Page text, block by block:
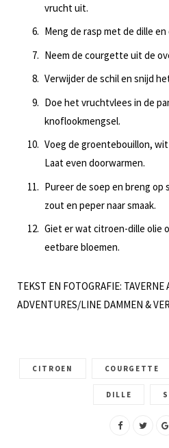
vrucht uit.
Meng de rasp met de dille
Neem de courgette uit de
Verwijder de schil en snijd
Doe het vruchtvlees in de
knoflookmengsel.
Voeg de groentebouillon,
Laat even doorwarmen.
Pureer de soep en breng op
zout en peper naar smaak.
Giet er wat citroen-dille olie
eetbare bloemen.
TEKST EN FOTOGRAFIE: TAVERNE
ADVENTURES/LINE DAMMEN &
CITROEN COURGETTE
DILLE